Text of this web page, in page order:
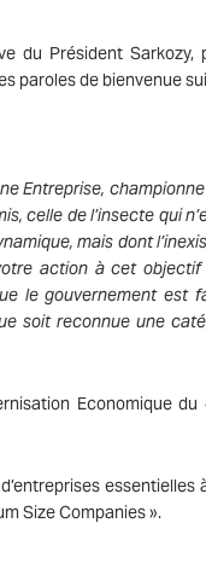
Président Sarkozy,
paroles de bienvenue
Entreprise,
celle de l’insecte qui
mais dont
action à cet objectif
le gouvernement est
soit reconnue une
Economique
essentielles
Size Companies ».